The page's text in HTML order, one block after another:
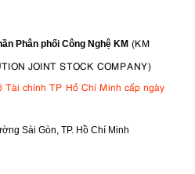
Phân phối Công Nghệ KM (KM
JOINT STOCK COMPANY)
Tài chính TP Hồ Chí Minh cấp ngày
Sài Gòn, TP. Hồ Chí Minh